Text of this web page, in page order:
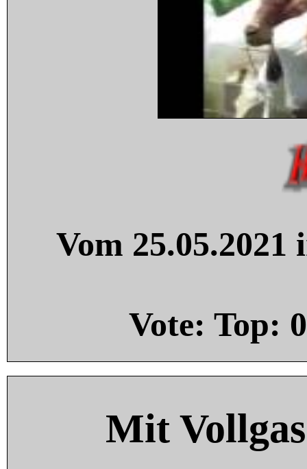
Vom
Vote: Top: 0
Mit